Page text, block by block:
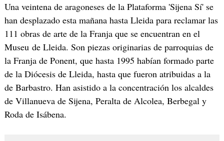
Una veintena de aragoneses de la Plataforma 'SijenaSí' se
han desplazado esta mañana hasta Lleidapara reclamar las
111 obras de arte de la Franja que se encuentran en el
Museude Lleida. Son piezas originarias de parroquias de
la Franja de Ponent, que hasta 1995 habían formado parte
de la Diócesis de Lleida, hasta que fueron atribuidas a la
de Barbastro. Han asistido a la concentración los alcaldes
de Villanuevade Sijena, Peralta de Alcolea, Berbegaly
Roda de Isábena.